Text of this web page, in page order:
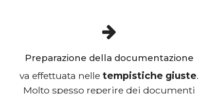
Preparazione della documentazione
va effettuata nelle tempistiche giuste.
Molto spesso reperire dei documenti